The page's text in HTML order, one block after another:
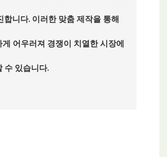
니다. 이러한 맞춤 제작을 통해
어우러져 경쟁이 치열한 시장에
수 있습니다.